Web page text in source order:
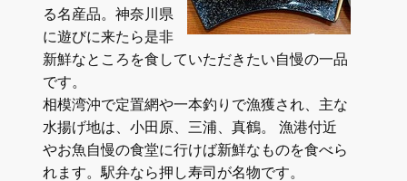
る名産品。神奈川県
に遊びに来たら是非
新鮮なところを食していただきたい自慢の一品
です。
相模湾沖で定置網や一本釣りで漁獲され、主な
水揚げ地は、小田原、三浦、真鶴。 漁港付近
やお魚自慢の食堂に行けば新鮮なものを食べら
れます。駅弁なら押し寿司が名物です。